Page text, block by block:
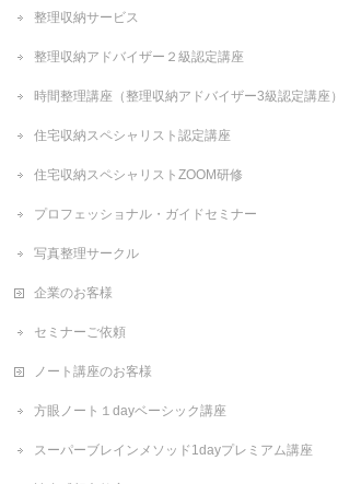
整理収納サービス
整理収納アドバイザー２級認定講座
時間整理講座（整理収納アドバイザー3級認定講座）
住宅収納スペシャリスト認定講座
住宅収納スペシャリストZOOM研修
プロフェッショナル・ガイドセミナー
写真整理サークル
企業のお客様
セミナーご依頼
ノート講座のお客様
方眼ノート１dayベーシック講座
スーパーブレインメソッド1dayプレミアム講座